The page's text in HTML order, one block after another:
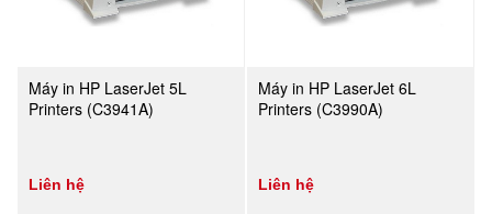
Máy in HP LaserJet 5L
Printers (C3941A)
Liên hệ
Máy in HP LaserJet 6L
Printers (C3990A)
Liên hệ